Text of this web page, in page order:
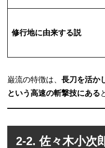
修行地に由来する説
巌流の特徴は、 長刀を活か
という高速の斬撃技にある
2-2. 佐々木小次